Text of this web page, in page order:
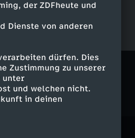
der ZDFheute und
Dienste von anderen
dürfen. Dies
Zustimmung zu unserer
unter
und welchen nicht.
in deinen